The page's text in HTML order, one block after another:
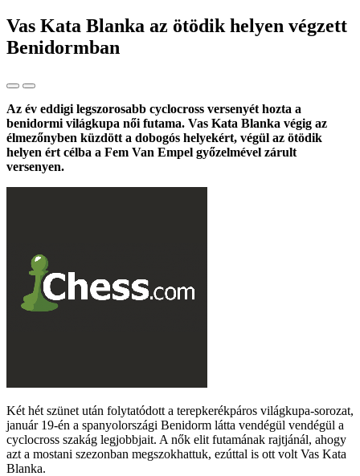
Vas Kata Blanka az ötödik helyen végzett
Benidormban
Az év eddigi legszorosabb cyclocross versenyét hozta a
benidormi világkupa női futama. Vas Kata Blanka végig az
élmezőnyben küzdött a dobogós helyekért, végül az ötödik
helyen ért célba a Fem Van Empel győzelmével zárult
versenyen.
Két hét szünet után folytatódott a terepkerékpáros világkupa-sorozat,
január 19-én a spanyolországi Benidorm látta vendégül vendégül a
cyclocross szakág legjobbjait. A nők elit futamának rajtjánál, ahogy
azt a mostani szezonban megszokhattuk, ezúttal is ott volt Vas Kata
Blanka.